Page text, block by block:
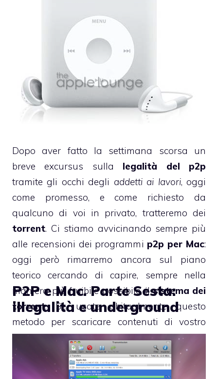
Dopo aver fatto la settimana scorsa un
breve excursus sulla legalità del p2p
tramite gli occhi degli addetti ai lavori, oggi
come promesso, e come richiesto da
qualcuno di voi in privato, tratteremo dei
torrent. Ci stiamo avvicinando sempre più
alle recensioni dei programmi p2p per Mac:
oggi però rimarremo ancora sul piano
teorico cercando di capire, sempre nella
maniera più fruibile possibile, ilsistema dei
torrent. Se usate abitualmente questo
metodo per scaricare contenuti di vostro
interesse, troverete nel presente articolo delle
semplici indicazioni riguardo i meccanismi
del
sistema dei torrent.
P2P e Mac. Parte Sesta:
illegalità e underground